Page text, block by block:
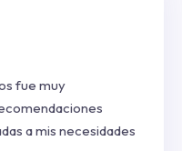
fue muy
a mis necesidades